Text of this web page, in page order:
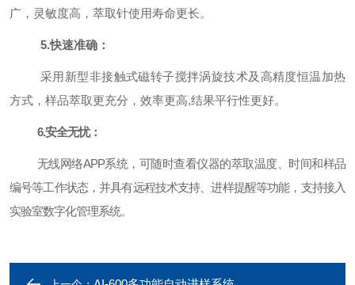
广，灵敏度高，萃取针使用寿命更长。
5.快速准确：
采用新型非接触式磁转子搅拌涡旋技术及高精度恒温加热
方式，样品萃取更充分，效率更高,结果平行性更好。
6.安全无忧：
无线网络APP系统，可随时查看仪器的萃取温度、时间和样品
编号等工作状态，并具有远程技术支持、进样提醒等功能，支持接入
实验室数字化管理系统。